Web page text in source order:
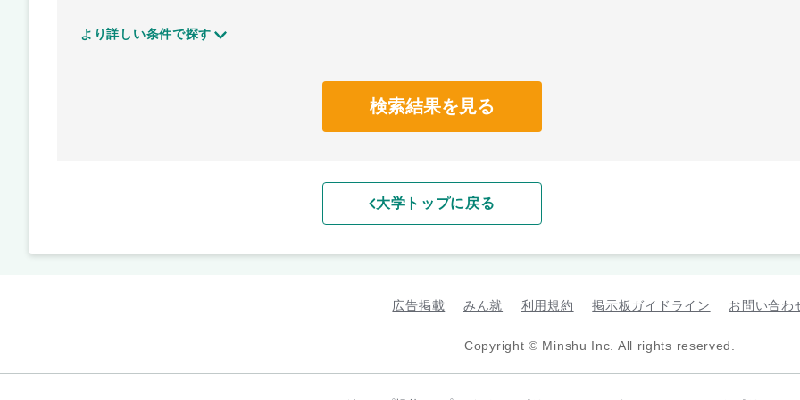
より詳しい条件で探す
検索結果を見る
大学トップに戻る
広告掲載 みん就 利用規約 掲示板ガイドライン お問い合わ
Copyright © Minshu Inc. All rights reserved.